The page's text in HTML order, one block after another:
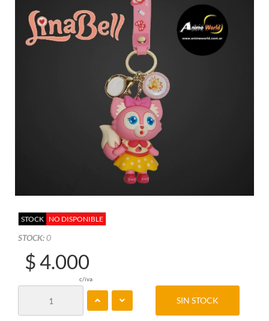
STOCK NO DISPONIBLE
STOCK:0
$ 4.000
c/iva
SIN STOCK